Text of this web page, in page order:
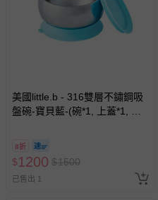
式、折價券與購物金的使
問，你可詳見： 媽咪愛客服
預購商品：預購為海外同
會主動以簡訊及mail通知
償。
美國little.b - 316雙層不鏽鋼吸
盤碗-寶貝藍-(碗*1, 上蓋*1, 吸
8折
$1200 $1500
已售出 1